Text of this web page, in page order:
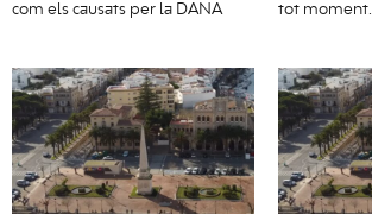
com els causats per la DANA
tot moment.